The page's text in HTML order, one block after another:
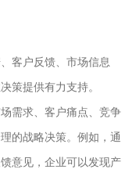
客户反馈、市场信息
策提供有力支持。
需求、客户痛点、竞争
的战略决策。例如，通
意见，企业可以发现产